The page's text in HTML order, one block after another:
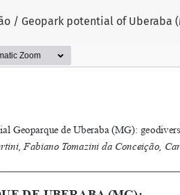
/ Geopark potential of Uberaba